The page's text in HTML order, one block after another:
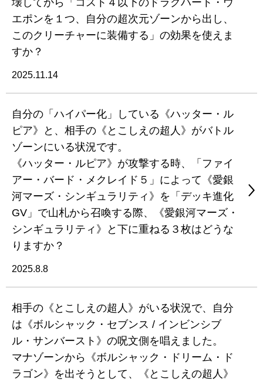
壊してから「コスト４以下のドラグハート・ウ
エポンを１つ、自分の超次元ゾーンから出し、
このクリーチャーに装備する」の効果を使えま
すか？
2025.11.14
自分の「ハイパー化」している《ハッター・ル
ピア》と、相手の《とこしえの超人》がバトル
ゾーンにいる状況です。
《ハッター・ルピア》が攻撃する時、「ファイ
アー・バード・メクレイド５」によって《愛銀
河マーズ・シンギュラリティ》を「デッキ進化
GV」で山札から召喚する際、《愛銀河マーズ・
シンギュラリティ》と下に重ねる３枚はどうな
りますか？
2025.8.8
相手の《とこしえの超人》がいる状況で、自分
は《ボルシャック・セブンス / インビンシブ
ル・サンバースト》の呪文側を唱えました。
マナゾーンから《ボルシャック・ドリーム・ド
ラゴン》を出そうとして、《とこしえの超人》